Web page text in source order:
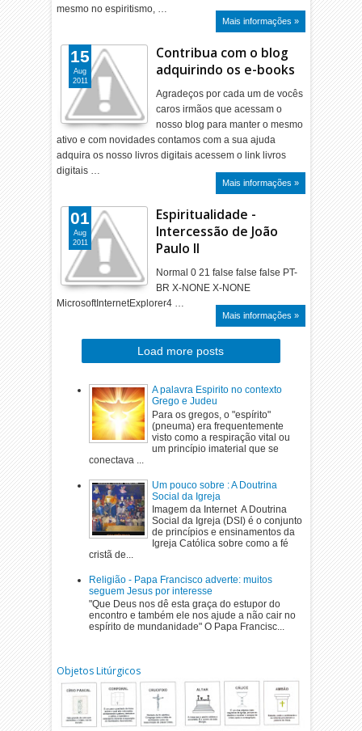
mesmo no espiritismo, …
Mais informações »
Contribua com o blog
adquirindo os e-books
Agradeços por cada um de vocês
caros irmãos que acessam o
nosso blog para manter o mesmo
ativo e com novidades contamos com a sua ajuda
adquira os nosso livros digitais acessem o link livros
digitais …
Mais informações »
15
Aug
2011
Espiritualidade -
Intercessão de João
Paulo II
Normal 0 21 false false false PT-
BR X-NONE X-NONE
MicrosoftInternetExplorer4 …
Mais informações »
01
Aug
2011
Load more posts
A palavra Espirito no contexto
Grego e Judeu
Para os gregos, o "espírito"
(pneuma) era frequentemente
visto como a respiração vital ou
um princípio imaterial que se
conectava ...
Um pouco sobre : A Doutrina
Social da Igreja
Imagem da Internet A Doutrina
Social da Igreja (DSI) é o conjunto
de princípios e ensinamentos da
Igreja Católica sobre como a fé
cristã de...
Religião - Papa Francisco adverte: muitos
seguem Jesus por interesse
"Que Deus nos dê esta graça do estupor do
encontro e também ele nos ajude a não cair no
espírito de mundanidade" O Papa Francisc...
Objetos Litúrgicos